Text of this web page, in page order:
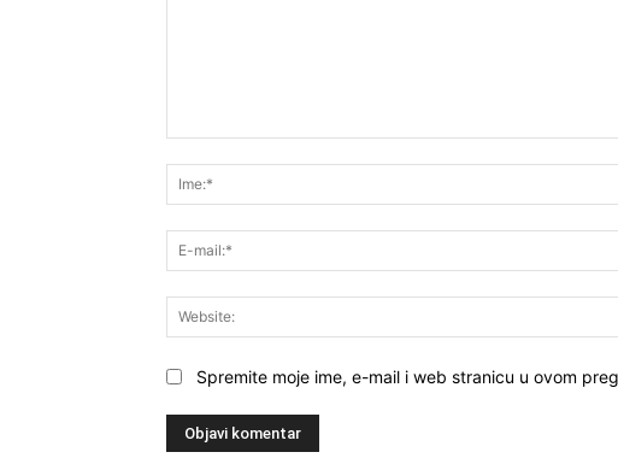
Spremite moje ime, e-mail i web stranicu u ovom